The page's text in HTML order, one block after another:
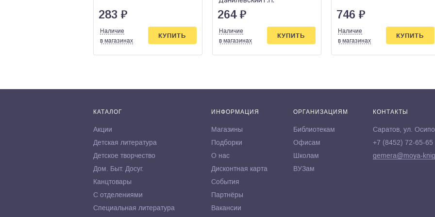
283 ₽
Наличие
в магазинах
КУПИТЬ
264 ₽
Наличие
в магазинах
КУПИТЬ
746 ₽
Наличие
в магазинах
КУПИТЬ
КАТАЛОГ
Акции
Детская литература
Детское творчество
Дом. Быт. Досуг.
Канцтовары
С отделениями
Специальная литература
ИНФОРМАЦИЯ
Магазины
Подборки
О нас
Дисконтная карта
События
Партнёры
Вакансии
ОРГАНИЗАЦИЯМ
Библиотекам
Офисам
Школам
ВУЗам
КОНТАКТЫ
Саратов, ул.
+7 (8452) 72-65-65
gemera@moya-